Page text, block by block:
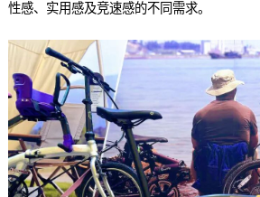
性感、实用感及竞速感的不同需求。